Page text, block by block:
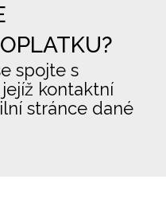
spojte s
kontaktní
stránce dané